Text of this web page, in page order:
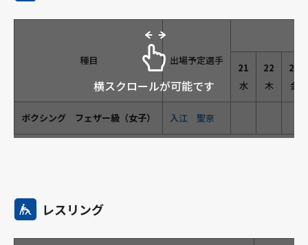
種目 出場予定選手
21
水
22
木
23
金
ボクシング フェザー級（女子） 入江 聖奈
横スクロールが可能です
レスリング